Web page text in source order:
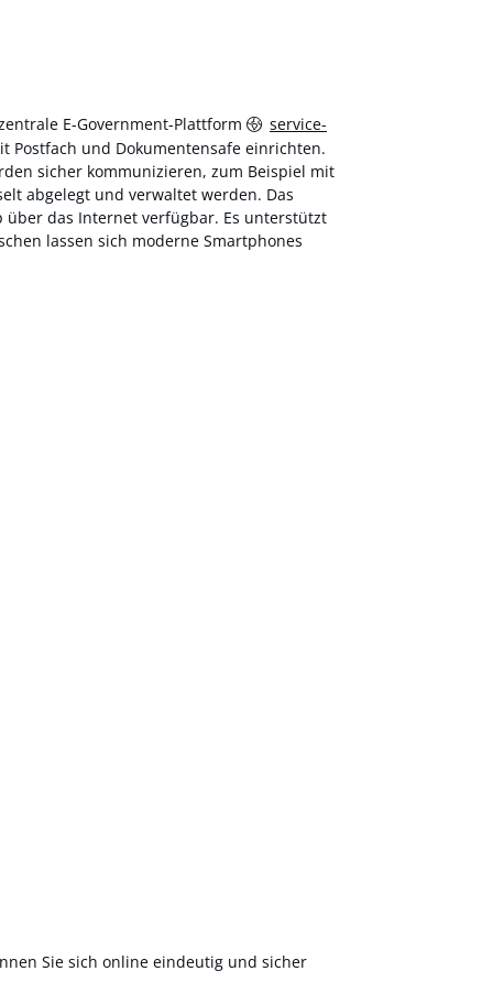
E-Government-Plattform
service-
Postfach und Dokumentensafe einrichten.
sicher kommunizieren, zum Beispiel mit
abgelegt und verwaltet werden. Das
über das Internet verfügbar. Es unterstützt
lassen sich moderne Smartphones
Sie sich online eindeutig und sicher